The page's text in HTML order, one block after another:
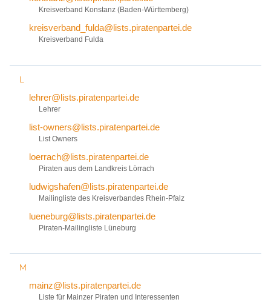
Kreisverband Konstanz (Baden-Württemberg)
kreisverband_fulda@lists.piratenpartei.de
Kreisverband Fulda
L
lehrer@lists.piratenpartei.de
Lehrer
list-owners@lists.piratenpartei.de
List Owners
loerrach@lists.piratenpartei.de
Piraten aus dem Landkreis Lörrach
ludwigshafen@lists.piratenpartei.de
Mailingliste des Kreisverbandes Rhein-Pfalz
lueneburg@lists.piratenpartei.de
Piraten-Mailingliste Lüneburg
M
mainz@lists.piratenpartei.de
Liste für Mainzer Piraten und Interessenten